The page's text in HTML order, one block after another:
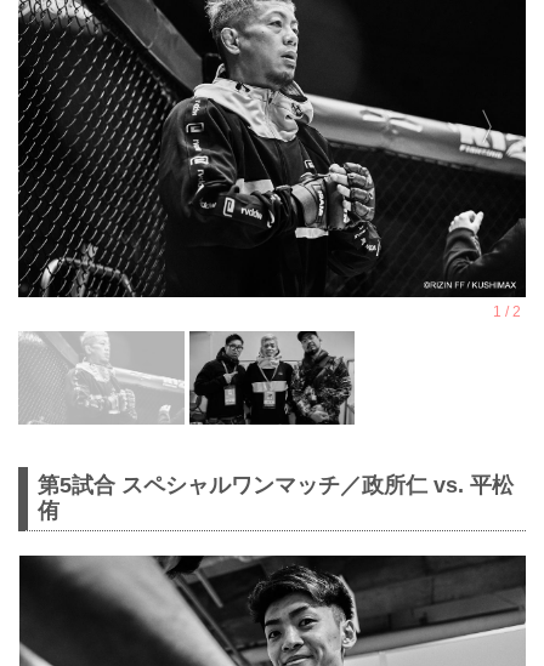
第5試合 スペシャルワンマッチ／政所仁 vs. 平松
侑